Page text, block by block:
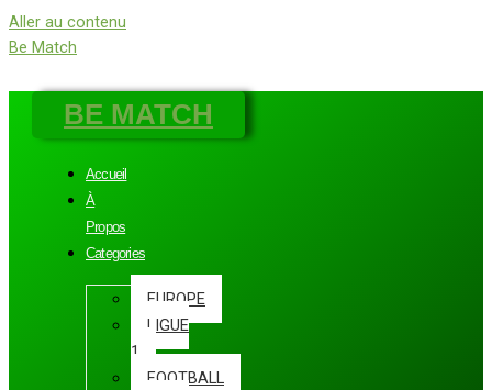
Aller au contenu
Be Match
BE MATCH
Accueil
À
Propos
Categories
EUROPE
LIGUE
1
FOOTBALL